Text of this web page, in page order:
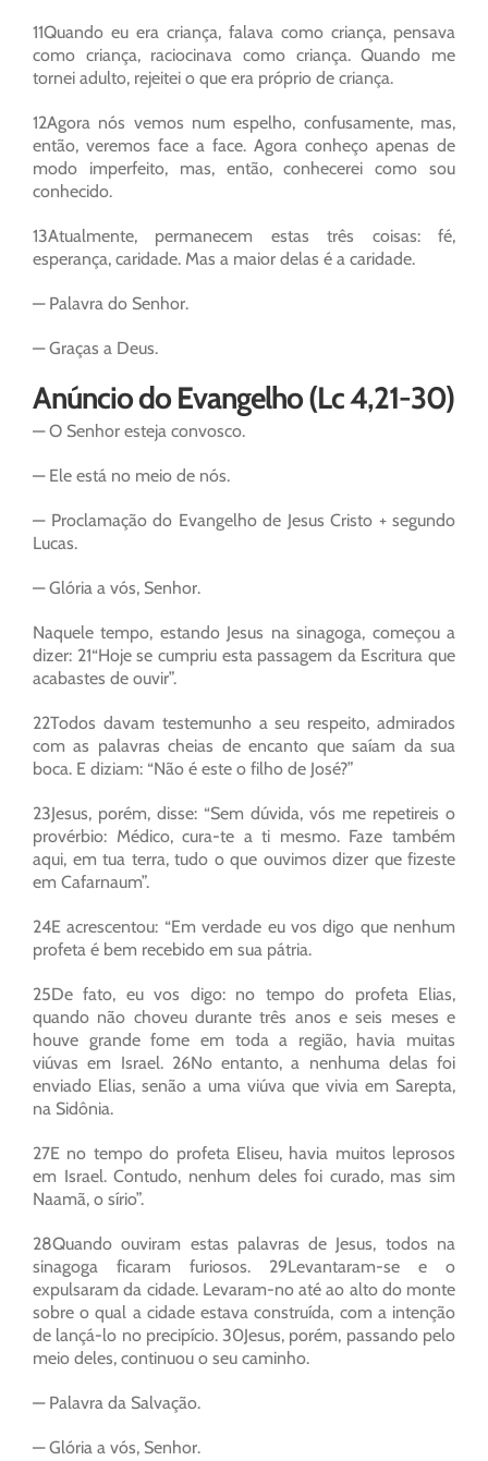
11Quando eu era criança, falava como criança, pensava
como criança, raciocinava como criança. Quando me
tornei adulto, rejeitei o que era próprio de criança.
12Agora nós vemos num espelho, confusamente, mas,
então, veremos face a face. Agora conheço apenas de
modo imperfeito, mas, então, conhecerei como sou
conhecido.
13Atualmente, permanecem estas três coisas: fé,
esperança, caridade. Mas a maior delas é a caridade.
— Palavra do Senhor.
— Graças a Deus.
Anúncio do Evangelho (Lc 4,21-30)
— O Senhor esteja convosco.
— Ele está no meio de nós.
— Proclamação do Evangelho de Jesus Cristo + segundo
Lucas.
— Glória a vós, Senhor.
Naquele tempo, estando Jesus na sinagoga, começou a
dizer: 21“Hoje se cumpriu esta passagem da Escritura que
acabastes de ouvir”.
22Todos davam testemunho a seu respeito, admirados
com as palavras cheias de encanto que saíam da sua
boca. E diziam: “Não é este o filho de José?”
23Jesus, porém, disse: “Sem dúvida, vós me repetireis o
provérbio: Médico, cura-te a ti mesmo. Faze também
aqui, em tua terra, tudo o que ouvimos dizer que fizeste
em Cafarnaum”.
24E acrescentou: “Em verdade eu vos digo que nenhum
profeta é bem recebido em sua pátria.
25De fato, eu vos digo: no tempo do profeta Elias,
quando não choveu durante três anos e seis meses e
houve grande fome em toda a região, havia muitas
viúvas em Israel. 26No entanto, a nenhuma delas foi
enviado Elias, senão a uma viúva que vivia em Sarepta,
na Sidônia.
27E no tempo do profeta Eliseu, havia muitos leprosos
em Israel. Contudo, nenhum deles foi curado, mas sim
Naamã, o sírio”.
28Quando ouviram estas palavras de Jesus, todos na
sinagoga ficaram furiosos. 29Levantaram-se e o
expulsaram da cidade. Levaram-no até ao alto do monte
sobre o qual a cidade estava construída, com a intenção
de lançá-lo no precipício. 30Jesus, porém, passando pelo
meio deles, continuou o seu caminho.
— Palavra da Salvação.
— Glória a vós, Senhor.